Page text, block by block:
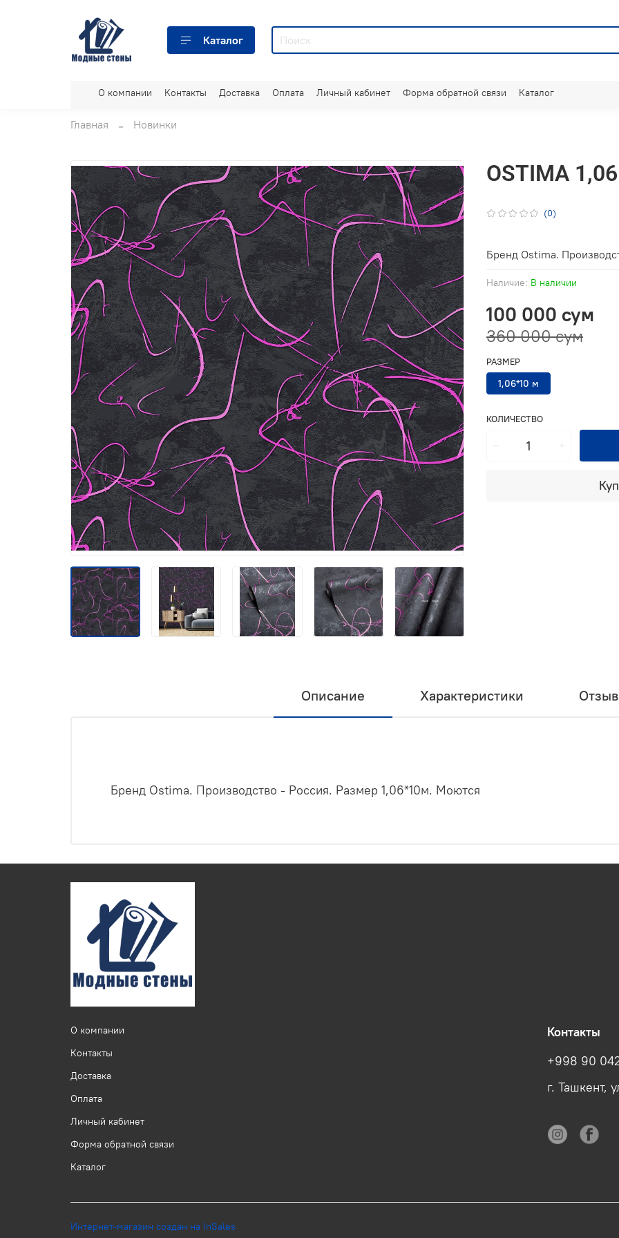
Каталог
О компании Контакты Доставка Оплата Личный кабинет Форма обратной связи Каталог
Главная Новинки
(0)
Наличие: В наличии
OSTIMA
100 000 сум
360 000 сум
КОЛИЧЕСТВО
РАЗМЕР
1,06*10 м
Бренд Ostima.
Описание Характеристики
Бренд Ostima. Производство - Россия. Размер 1,06*10м. Моются
О компании
Контакты
Доставка
Оплата
Личный кабинет
Форма обратной связи
Каталог
Контакты
+998 90
г. Ташкент,
Интернет-магазин создан на InSales